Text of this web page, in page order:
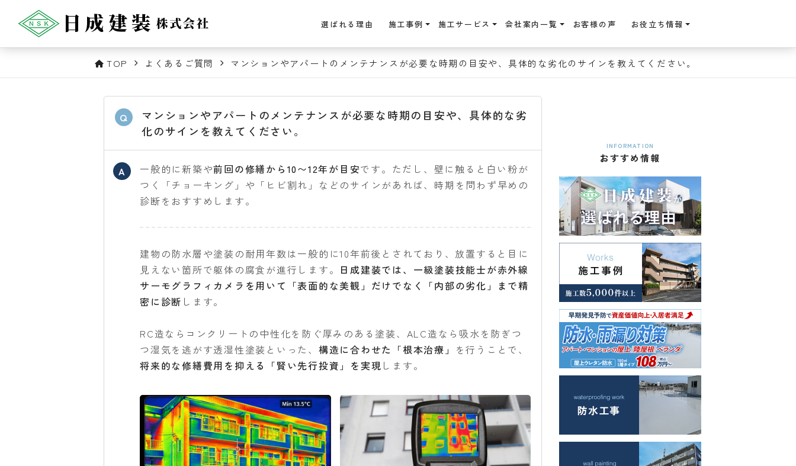
選ばれる理由 施工事例 施工サービス 会社案内一覧 お客様の声 お役立ち情報
TOP よくあるご質問 マンションやアパートのメンテナンスが必要な時期の目安や、具体的な劣化のサインを教えてください。
Q
マンションやアパートのメンテナンスが必要な時期の目安や、具体的な劣
化のサインを教えてください。
A 一般的に新築や前回の修繕から10〜12年が目安です。ただし、壁に触ると白い粉が
つく「チョーキング」や「ヒビ割れ」などのサインがあれば、時期を問わず早めの
診断をおすすめします。
建物の防水層や塗装の耐用年数は一般的に10年前後とされており、放置すると目に
見えない箇所で躯体の腐食が進行します。 日成建装では、一級塗装技能士が赤外線
サーモグラフィカメラを用いて「表面的な美観」だけでなく「内部の劣化」まで精
密に診断 します。
RC造ならコンクリートの中性化を防ぐ厚みのある塗装、ALC造なら吸水を防ぎつ
つ湿気を逃がす透湿性塗装といった、 構造に合わせた「根本治療」 を行うことで、
将来的な修繕費用を抑える「賢い先行投資」を実現 します。
INFORMATION
おすすめ情報